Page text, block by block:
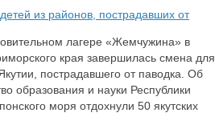
лагере «Жемчужина» в
края завершилась смена для
пострадавшего от паводка. Об
образования и науки Республики
моря отдохнули 50 якутских